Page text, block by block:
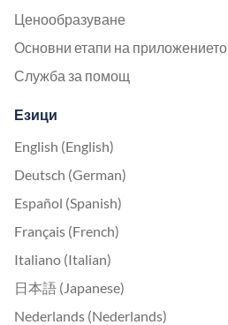
Ценообразуване
Основни етапи на приложението
Служба за помощ
Езици
English (English)
Deutsch (German)
Español (Spanish)
Français (French)
Italiano (Italian)
日本語 (Japanese)
Nederlands (Nederlands)